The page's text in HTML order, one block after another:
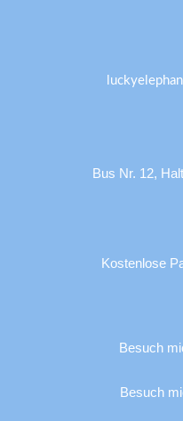
Bus Nr. 12,
Kostenlose
Besuch
Besuch